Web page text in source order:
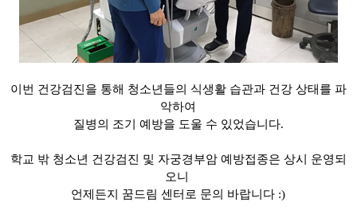
이번 건강검진을 통해 청소년들의 식생활 습관과 건강 상태를 파
악하여
질병의 조기 예방을 도울 수 있었습니다.
학교 밖 청소년 건강검진 및 자궁경부암 예방접종은 상시 운영되
오니
언제든지 꿈드림 센터로 문의 바랍니다 :)